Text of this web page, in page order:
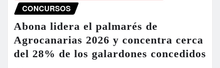
CONCURSOS
Abona lidera el palmarés de
Agrocanarias 2026 y concentra cerca
del 28% de los galardones concedidos